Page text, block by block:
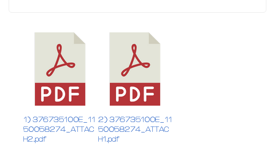
1) 376735100E_11
50058274_ATTAC
H2.pdf
2) 376735100E_11
50058274_ATTAC
H1.pdf